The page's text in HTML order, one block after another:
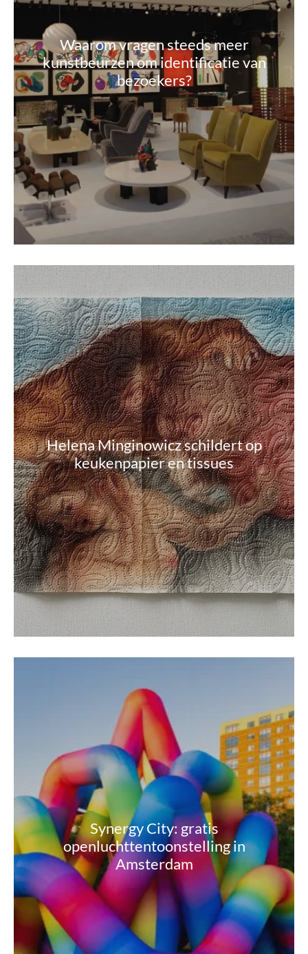
Waarom vragen steeds meer
kunstbeurzen om identificatie van
bezoekers?
Helena Minginowicz schildert op
keukenpapier en tissues
Synergy City: gratis
openluchttentoonstelling in
Amsterdam